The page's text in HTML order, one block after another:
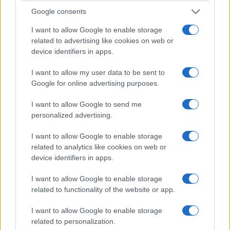
Google consents
I want to allow Google to enable storage
related to advertising like cookies on web or
device identifiers in apps.
I want to allow my user data to be sent to
Google for online advertising purposes.
I want to allow Google to send me
personalized advertising.
I want to allow Google to enable storage
related to analytics like cookies on web or
device identifiers in apps.
I want to allow Google to enable storage
related to functionality of the website or app.
I want to allow Google to enable storage
related to personalization.
È questo il vero banco di prova del garantismo
non quando è conveniente. Perché la libertà non
si misura dalla severità con cui colpiamo il
siamo disposti a riconoscere anche a lui.